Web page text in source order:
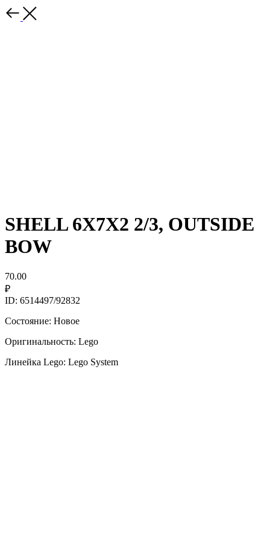
SHELL 6X7X2 2/3, OUTSIDE
BOW
70.00
₽
ID: 6514497/92832
Состояние: Новое
Оригинальность: Lego
Линейка Lego: Lego System